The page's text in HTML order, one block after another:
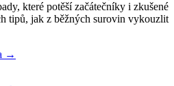
které potěší začátečníky i zkušené
tipů, jak z běžných surovin vykouzlit
→